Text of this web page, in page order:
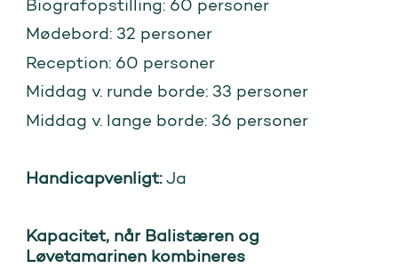
Biografopstilling: 60 personer
Mødebord: 32 personer
Reception: 60 personer
Middag v. runde borde: 33 personer
Middag v. lange borde: 36 personer
Handicapvenligt:Ja
Kapacitet, når Balistæren og
Løvetamarinen kombineres